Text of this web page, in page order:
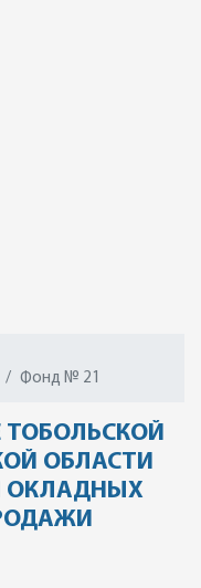
Фонд № 21
ТОБОЛЬСКОЙ
ОБЛАСТИ
ОКЛАДНЫХ